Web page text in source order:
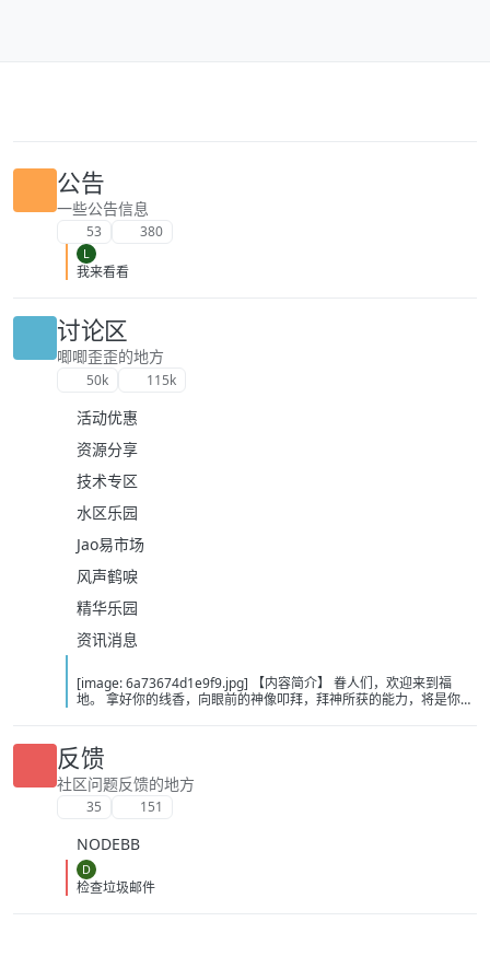
公告
一些公告信息
53 380
L
我来看看
讨论区
唧唧歪歪的地方
50k 115k
活动优惠
资源分享
技术专区
水区乐园
Jao易市场
风声鹤唳
精华乐园
资讯消息
[image: 6a73674d1e9f9.jpg] 【内容简介】 眷人们，欢迎来到福
地。 拿好你的线香，向眼前的神像叩拜，拜神所获的能力，将是你们
悲剧轮回…… 【作者简介】 作者：幻梦猎人，起点中文网作者，代表
作品：《灾厄收容所》《诡异分解指南》《天灾疯人院》《基因收容
所》等 【下载地址】 百度：
https://pan.baidu.com/s/1CTpsB1_Ju5NwzAhO0MvwZQ?pwd=9a1v
夸克：https://pan.quark.cn/s/ffe07719ebb3?pwd=aUYh 移动：
反馈
社区问题反馈的地方
35 151
NODEBB
D
检查垃圾邮件